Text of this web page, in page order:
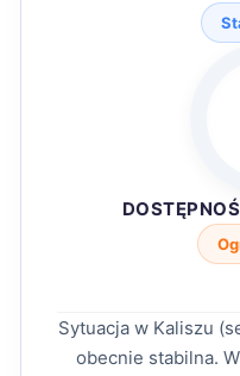
Sytuacja w Kaliszu
obecnie stabilna.